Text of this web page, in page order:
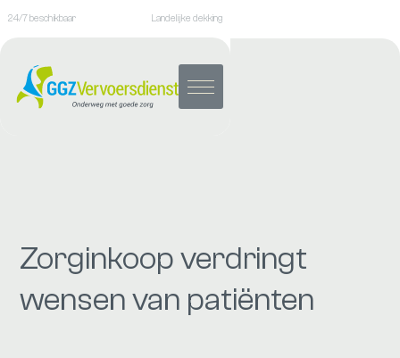
24/7 beschikbaar Landelijke dekking
Zorginkoop verdringt
wensen van patiënten